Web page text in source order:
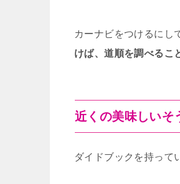
カーナビをつけるにし
けば、道順を調べるこ
近くの美味しいそ
ダイドブックを持って